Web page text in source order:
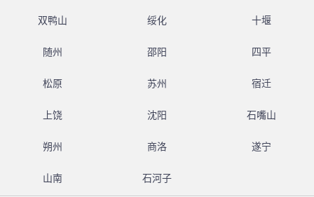
双鸭山 绥化 十堰
随州 邵阳 四平
松原 苏州 宿迁
上饶 沈阳 石嘴山
朔州 商洛 遂宁
山南 石河子